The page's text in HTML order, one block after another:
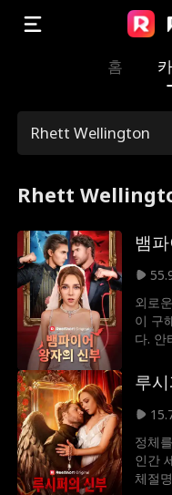
홈
Rhett Wellington
Rhett
뱀
외로
이 구
다. 안
세를
만
하고
뱀파
칼렛
게 집
루
정체
인간
체절